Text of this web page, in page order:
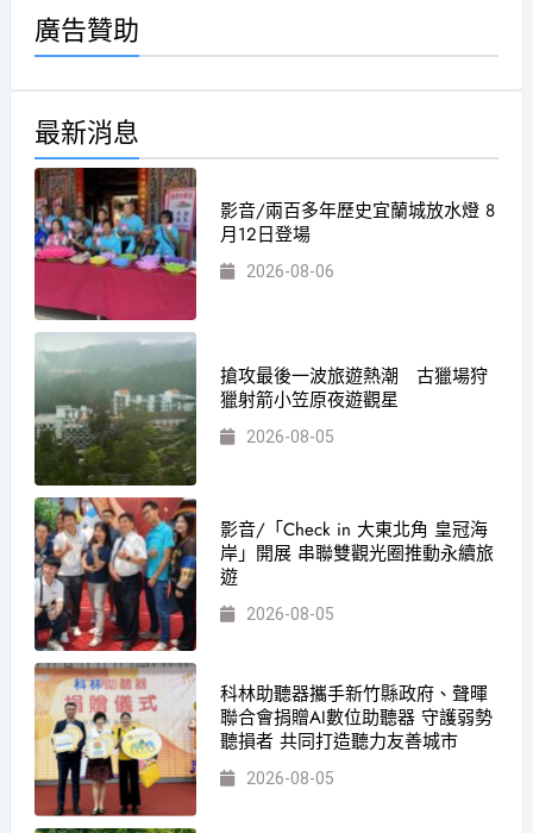
廣告贊助
最新消息
影音/兩百多年歷史宜蘭城放水燈 8
月12日登場
2026-08-06
搶攻最後一波旅遊熱潮 古獵場狩
獵射箭小笠原夜遊觀星
2026-08-05
影音/「Check in 大東北角 皇冠海
岸」開展 串聯雙觀光圈推動永續旅
遊
2026-08-05
科林助聽器攜手新竹縣政府、聲暉
聯合會捐贈AI數位助聽器 守護弱勢
聽損者 共同打造聽力友善城市
2026-08-05